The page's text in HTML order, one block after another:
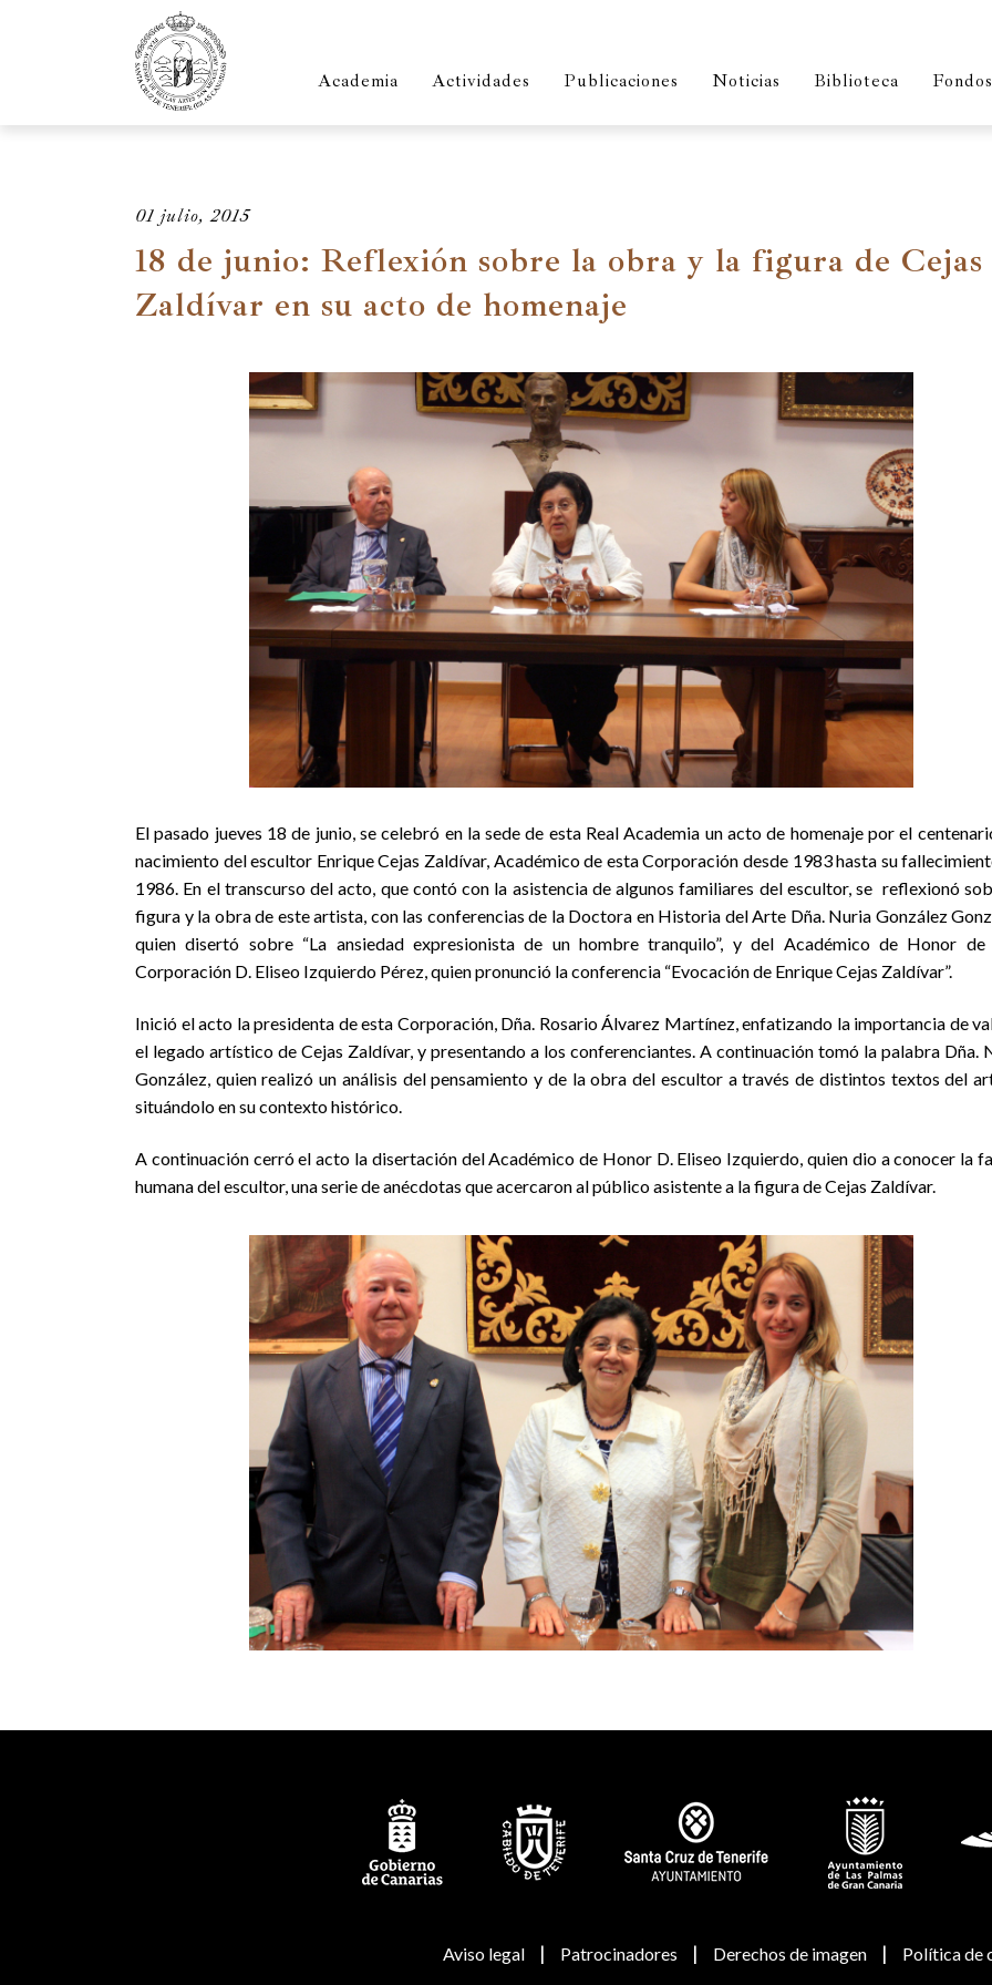
Academia Actividades Publicaciones Noticias Biblioteca
01 julio, 2015
18 de junio: Reflexión sobre la obra y la figura de Cejas
Zaldívar en su acto de homenaje
El pasado jueves 18 de junio, se celebró en la sede de esta Real Academia un acto de homenaje por el
nacimiento del escultor Enrique Cejas Zaldívar, Académico de esta Corporación desde 1983 hasta su
1986. En el transcurso del acto, que contó con la asistencia de algunos familiares del escultor, se reflexionó
figura y la obra de este artista, con las conferencias de la Doctora en Historia del Arte Dña. Nuria González
quien disertó sobre “La ansiedad expresionista de un hombre tranquilo”, y del Académico de Honor de
Corporación D. Eliseo Izquierdo Pérez, quien pronunció la conferencia “Evocación de Enrique Cejas Zaldívar”.
Inició el acto la presidenta de esta Corporación, Dña. Rosario Álvarez Martínez, enfatizando la importancia de
el legado artístico de Cejas Zaldívar, y presentando a los conferenciantes. A continuación tomó la palabra Dña.
González, quien realizó un análisis del pensamiento y de la obra del escultor a través de distintos textos del
situándolo en su contexto histórico.
A continuación cerró el acto la disertación del Académico de Honor D. Eliseo Izquierdo, quien dio a conocer la
humana del escultor, una serie de anécdotas que acercaron al público asistente a la figura de Cejas Zaldívar.
Aviso legal | Patrocinadores | Derechos de imagen | Política de